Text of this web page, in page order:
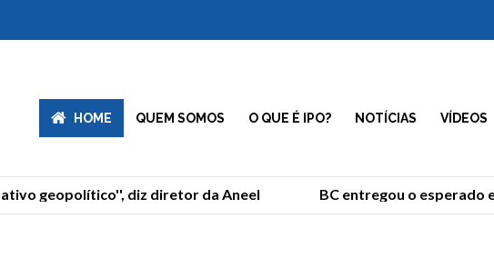
HOME QUEM SOMOS O QUE É IPO? NOTÍCIAS VÍDEOS
geopolítico'', diz diretor da Aneel BC entregou o esperado